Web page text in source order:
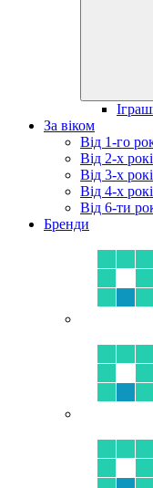
За віком
Від 1-го
Від 2-х
Від 3-х
Від 4-х
Від 6-ти
Бренди